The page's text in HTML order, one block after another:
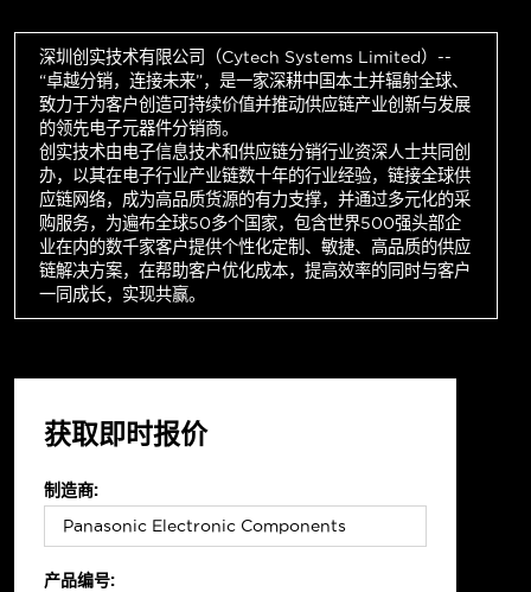
深圳创实技术有限公司（Cytech Systems Limited）--
“卓越分销，连接未来”，是一家深耕中国本土并辐射全球、
致力于为客户创造可持续价值并推动供应链产业创新与发展
的领先电子元器件分销商。
创实技术由电子信息技术和供应链分销行业资深人士共同创
办，以其在电子行业产业链数十年的行业经验，链接全球供
应链网络，成为高品质货源的有力支撑，并通过多元化的采
购服务，为遍布全球50多个国家，包含世界500强头部企
业在内的数千家客户提供个性化定制、敏捷、高品质的供应
链解决方案，在帮助客户优化成本，提高效率的同时与客户
一同成长，实现共赢。
获取即时报价
制造商:
产品编号: